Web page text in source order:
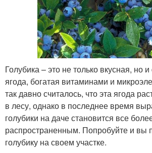
Голубика – это не только вкусная, но
ягода, богатая витаминами и
так давно считалось, что эта ягода
в лесу, однако в последнее время
голубики на даче становится все
распространенным. Попробуйте и вы
голубику на своем участке.